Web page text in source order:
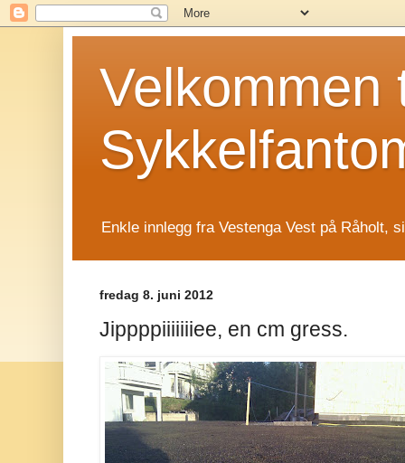
Velkommen
Enkle innlegg fra Vestenga Vest på Råholt,
fredag 8. juni 2012
Jippppiiiiiiiee, en cm gress.